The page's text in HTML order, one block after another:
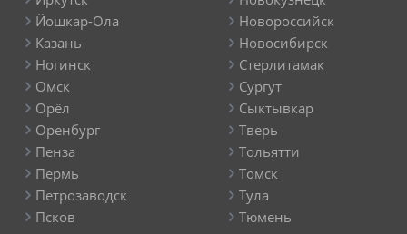
Йошкар-Ола
Казань
Новороссийск
Новосибирск
Ногинск
Омск
Орёл
Оренбург
Пенза
Пермь
Петрозаводск
Псков
Стерлитамак
Сургут
Сыктывкар
Тверь
Тольятти
Томск
Тула
Тюмень